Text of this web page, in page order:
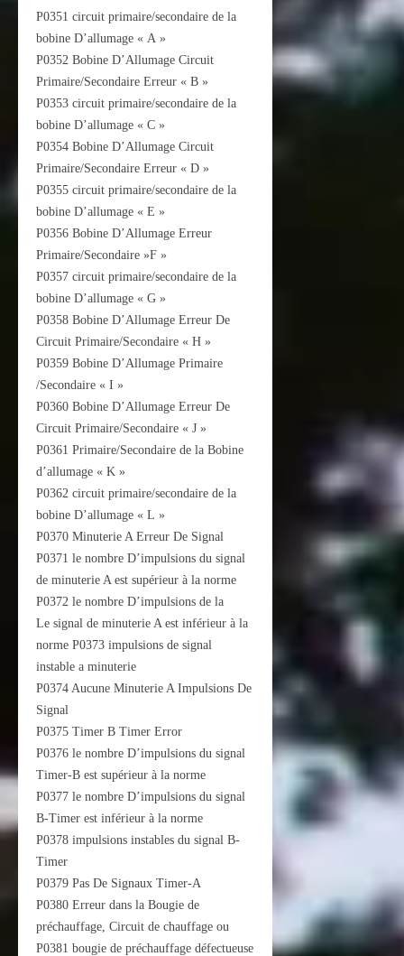
P0351 circuit primaire/secondaire de la
bobine D’allumage « A »
P0352 Bobine D’Allumage Circuit
Primaire/Secondaire Erreur « B »
P0353 circuit primaire/secondaire de la
bobine D’allumage « C »
P0354 Bobine D’Allumage Circuit
Primaire/Secondaire Erreur « D »
P0355 circuit primaire/secondaire de la
bobine D’allumage « E »
P0356 Bobine D’Allumage Erreur
Primaire/Secondaire »F »
P0357 circuit primaire/secondaire de la
bobine D’allumage « G »
P0358 Bobine D’Allumage Erreur De
Circuit Primaire/Secondaire « H »
P0359 Bobine D’Allumage Primaire
/Secondaire « I »
P0360 Bobine D’Allumage Erreur De
Circuit Primaire/Secondaire « J »
P0361 Primaire/Secondaire de la Bobine
d’allumage « K »
P0362 circuit primaire/secondaire de la
bobine D’allumage « L »
P0370 Minuterie A Erreur De Signal
P0371 le nombre D’impulsions du signal
de minuterie A est supérieur à la norme
P0372 le nombre D’impulsions de la
Le signal de minuterie A est inférieur à la
norme P0373 impulsions de signal
instable a minuterie
P0374 Aucune Minuterie A Impulsions De
Signal
P0375 Timer B Timer Error
P0376 le nombre D’impulsions du signal
Timer-B est supérieur à la norme
P0377 le nombre D’impulsions du signal
B-Timer est inférieur à la norme
P0378 impulsions instables du signal B-
Timer
P0379 Pas De Signaux Timer-A
P0380 Erreur dans la Bougie de
préchauffage, Circuit de chauffage ou
P0381 bougie de préchauffage défectueuse